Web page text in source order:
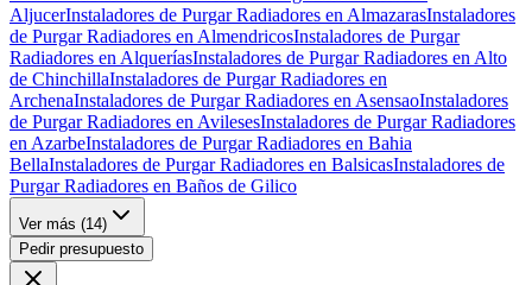
AljucerInstaladores de Purgar Radiadores en AlmazarasInstaladores
de Purgar Radiadores en AlmendricosInstaladores de Purgar
Radiadores en AlqueríasInstaladores de Purgar Radiadores en Alto
de ChinchillaInstaladores de Purgar Radiadores en
ArchenaInstaladores de Purgar Radiadores en AsensaoInstaladores
de Purgar Radiadores en AvilesesInstaladores de Purgar Radiadores
en AzarbeInstaladores de Purgar Radiadores en Bahia
BellaInstaladores de Purgar Radiadores en BalsicasInstaladores de
Purgar Radiadores en Baños de Gilico
Ver más (14)
Pedir presupuesto